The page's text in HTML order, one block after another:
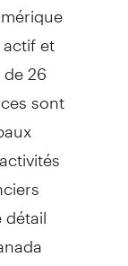
et
26
sont